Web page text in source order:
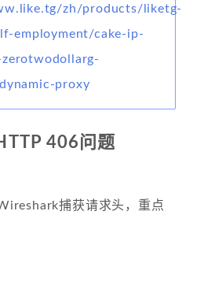
zh/products/liketg-
employment/cake-ip-
proxy
406问题
捕获请求头，重点